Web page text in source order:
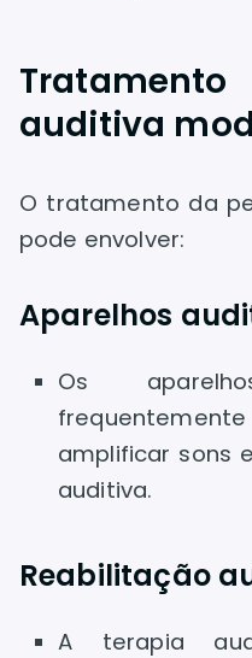
auditiva
O tratamento da
pode envolver:
Aparelhos
Os
amplificar sons
auditiva.
Reabilitação
A terapia